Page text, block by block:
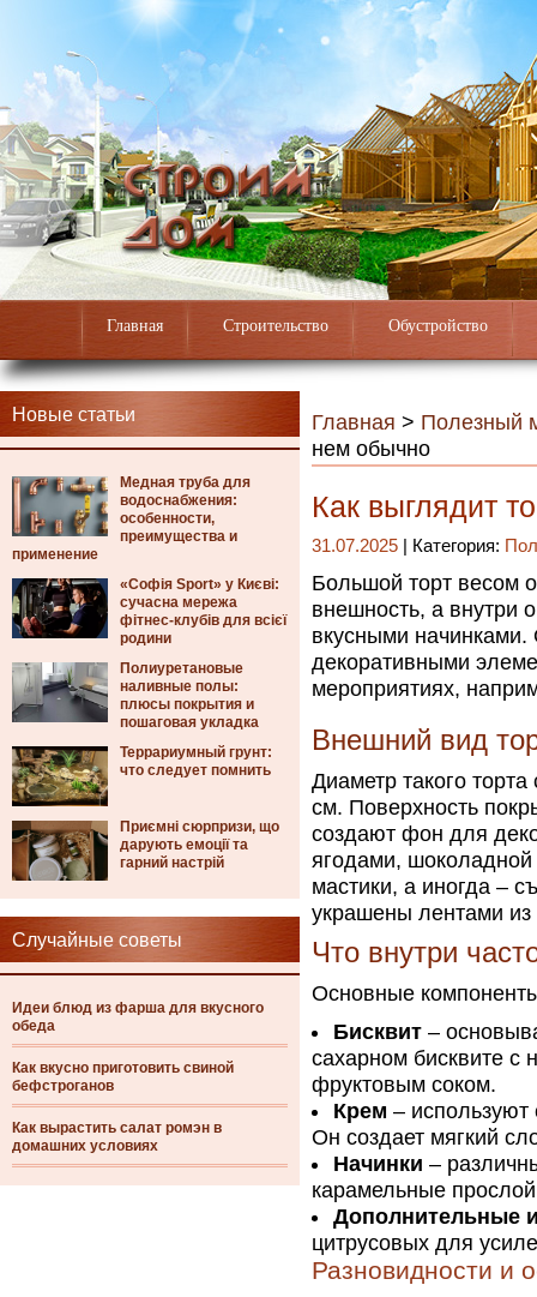
Главная Строительство Обустройство
Новые статьи
Медная труба для
водоснабжения:
особенности,
преимущества и
применение
«Софія Sport» у Києві:
сучасна мережа
фітнес-клубів для всієї
родини
Полиуретановые
наливные полы:
плюсы покрытия и
пошаговая укладка
Террариумный грунт:
что следует помнить
Приємні сюрпризи, що
дарують емоції та
гарний настрій
Случайные советы
Идеи блюд из фарша для вкусного
обеда
Как вкусно приготовить свиной
бефстроганов
Как вырастить салат ромэн в
домашних условиях
Главная > Полезный
нем обычно
Как выглядит
31.07.2025 | Категория:
Большой торт весом
внешность, а внутри
вкусными
декоративными
мероприятиях,
Внешний вид
Диаметр такого
см. Поверхность
создают фон для
ягодами,
мастики, а иногда –
украшены лентами
Что внутри
Основные
Бисквит –
сахарном бисквите с
фруктовым соком.
Крем –
Он создает мягкий
Начинки –
карамельные
Дополнительные
цитрусовых для
Разновидности и